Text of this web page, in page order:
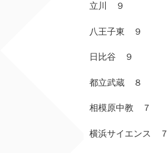
立川 ９
八王子東 ９
日比谷 ９
都立武蔵 ８
相模原中教 ７
横浜サイエンス ７